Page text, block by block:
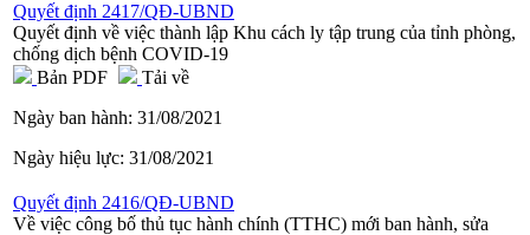
Quyết định 2417/QĐ-UBND
Quyết định về việc thành lập Khu cách ly tập trung của tỉnh phòng,
chống dịch bệnh COVID-19
Bản PDF
Tải về
Ngày ban hành: 31/08/2021
Ngày hiệu lực: 31/08/2021
Quyết định 2416/QĐ-UBND
Về việc công bố thủ tục hành chính (TTHC) mới ban hành, sửa